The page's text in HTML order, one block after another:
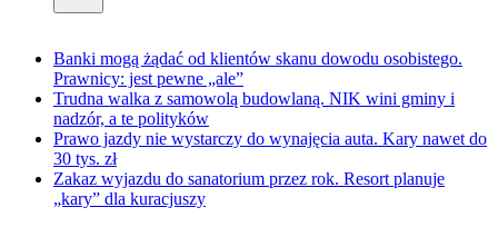
Banki mogą żądać od klientów skanu dowodu osobistego.
Prawnicy: jest pewne „ale”
Trudna walka z samowolą budowlaną. NIK wini gminy i
nadzór, a te polityków
Prawo jazdy nie wystarczy do wynajęcia auta. Kary nawet do
30 tys. zł
Zakaz wyjazdu do sanatorium przez rok. Resort planuje
„kary” dla kuracjuszy